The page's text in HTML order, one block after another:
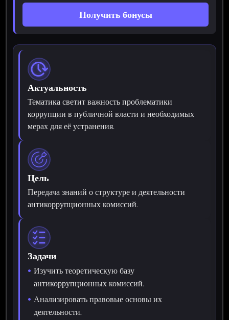
Получить бонусы
Актуальность
Тематика светит важность проблематики
коррупции в публичной власти и необходимых
мерах для её устранения.
Цель
Передача знаний о структуре и деятельности
антикоррупционных комиссий.
Задачи
Изучить теоретическую базу
антикоррупционных комиссий.
Анализировать правовые основы их
деятельности.